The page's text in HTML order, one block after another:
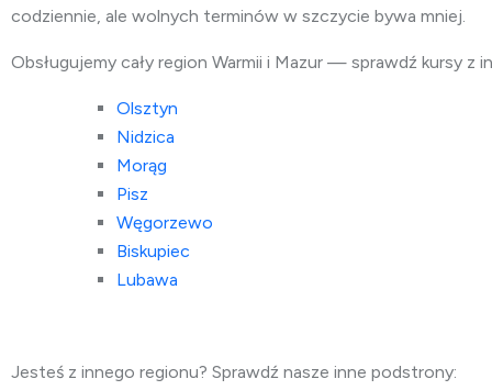
codziennie, ale wolnych terminów w szczycie bywa mniej.
Obsługujemy cały region Warmii i Mazur — sprawdź kursy z
Olsztyn
Nidzica
Morąg
Pisz
Węgorzewo
Biskupiec
Lubawa
Jesteś z innego regionu? Sprawdź nasze inne podstrony: